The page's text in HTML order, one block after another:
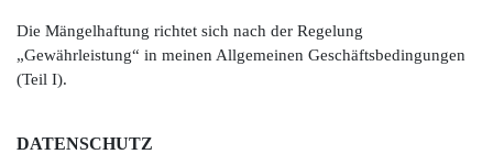
Die Mängelhaftung richtet sich nach der Regelung
„Gewährleistung“ in meinen Allgemeinen Geschäftsbedingungen
(Teil I).
DATENSCHUTZ